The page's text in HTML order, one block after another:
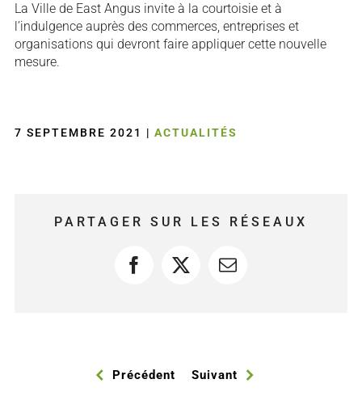
La Ville de East Angus invite à la courtoisie et à
l’indulgence auprès des commerces, entreprises et
organisations qui devront faire appliquer cette nouvelle
mesure.
7 SEPTEMBRE 2021 | ACTUALITÉS
PARTAGER SUR LES RÉSEAUX
Facebook
X Courriel
Précédent Suivant